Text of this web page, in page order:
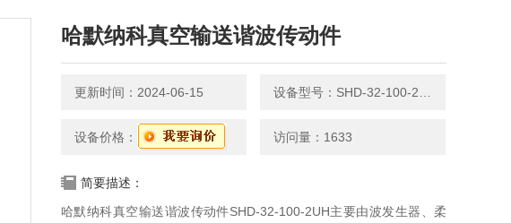
哈默纳科真空输送谐波传动件
更新时间：2024-06-15
设备价格： 访问量：1633
简要描述：
哈默纳科真空输送谐波传动件SHD-32-100-2UH主要由波发生器、柔